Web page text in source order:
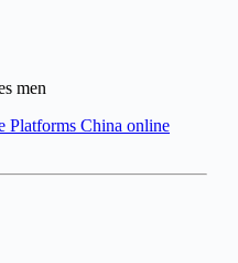
men
Platforms China online